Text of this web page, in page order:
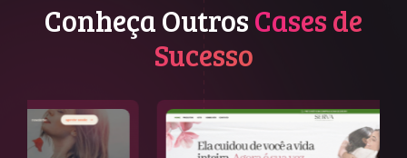
Conheça OutrosCases de
Sucesso